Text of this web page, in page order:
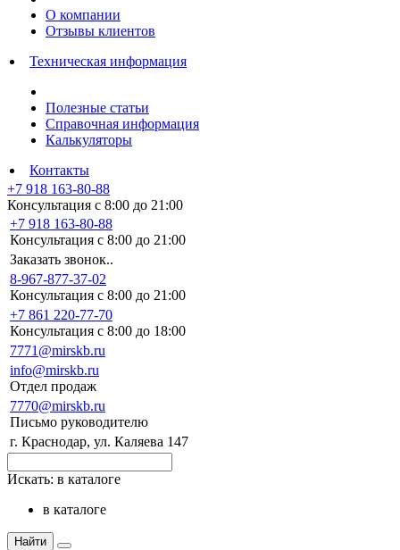
О компании
Отзывы клиентов
Техническая информация
Полезные статьи
Справочная информация
Калькуляторы
Контакты
+7 918 163-80-88
Консультация с 8:00 до 21:00
+7 918 163-80-88
Консультация с 8:00 до 21:00
Заказать звонок..
8-967-877-37-02
Консультация с 8:00 до 21:00
+7 861 220-77-70
Консультация с 8:00 до 18:00
7771@mirskb.ru
info@mirskb.ru
Отдел продаж
7770@mirskb.ru
Письмо руководителю
г. Краснодар, ул. Каляева 147
Искать: в каталоге
в каталоге
Найти